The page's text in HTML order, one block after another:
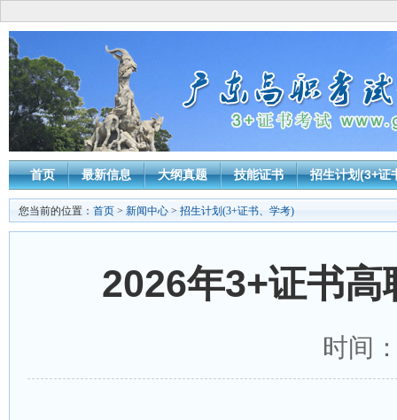
首页 最新信息 大纲真题 技能证书 招生计划(3+证
您当前的位置： 首页 > 新闻中心 > 招生计划(3+证书、学考)
2026年3+证书
时间